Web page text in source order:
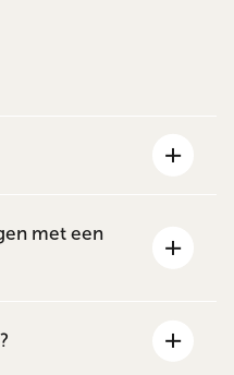
met een